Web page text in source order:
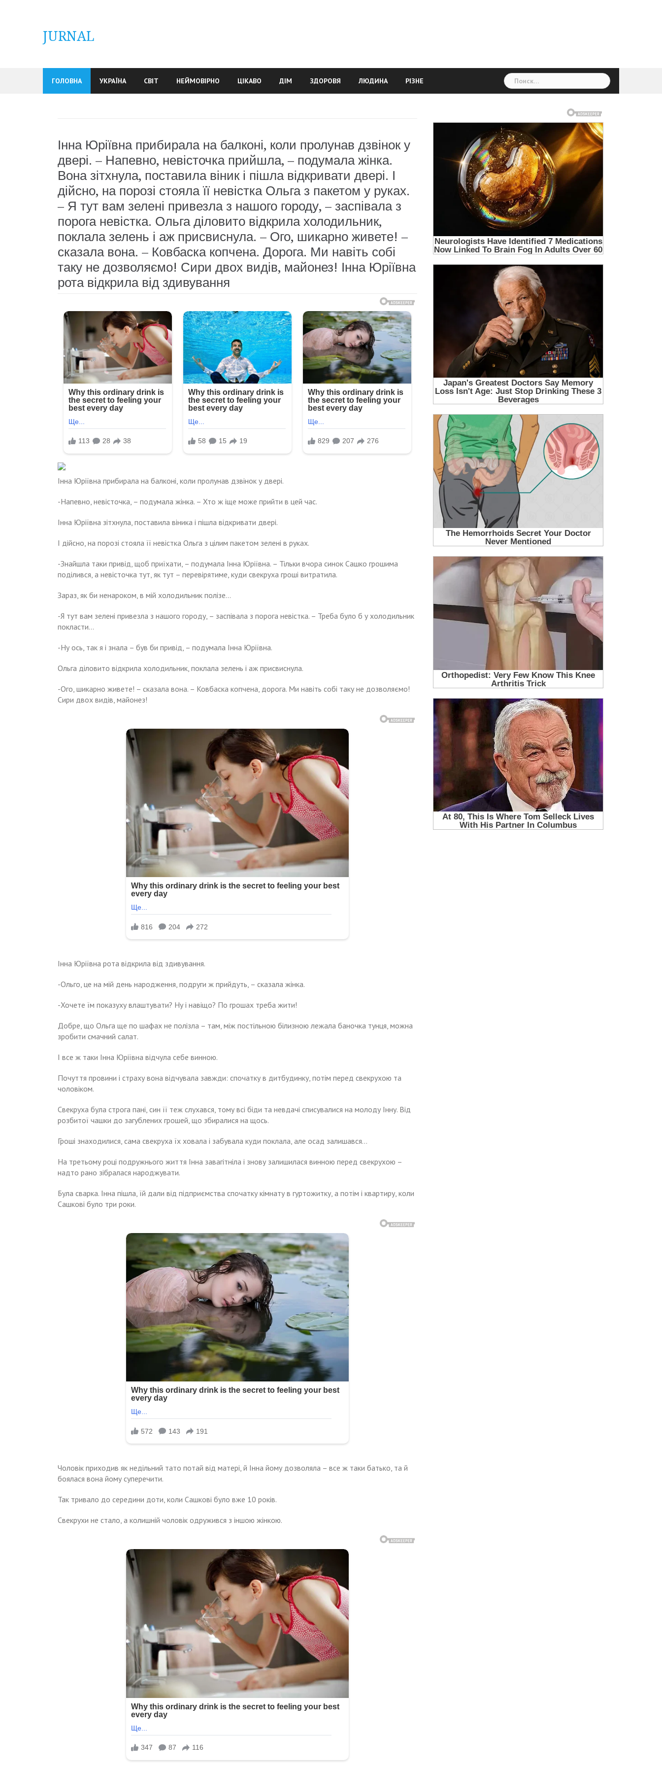
JURNAL
ГОЛОВНА УКРАЇНА СВІТ НЕЙМОВІРНО ЦІКАВО ДІМ ЗДОРОВЯ ЛЮДИНА РІЗНЕ Найти:
Інна Юріївна прибирала на балконі, коли пролунав дзвінок у
двері. – Напевно, невісточка прийшла, – подумала жінка.
Вона зітхнула, поставила віник і пішла відкривати двері. І
дійсно, на порозі стояла її невістка Ольга з пакетом у руках.
– Я тут вам зелені привезла з нашого городу, – заспівала з
порога невістка. Ольга діловито відкрила холодильник,
поклала зелень і аж присвиснула. – Ого, шикарно живете! –
сказала вона. – Ковбаска копчена. Дорога. Ми навіть собі
таку не дозволяємо! Сири двох видів, майонез! Інна Юріївна
рота відкрила від здивування
Інна Юріївна прибирала на балконі, коли пролунав дзвінок у двері.
-Напевно, невісточка, – подумала жінка. – Хто ж іще може прийти в цей час.
Інна Юріївна зітхнула, поставила віника і пішла відкривати двері.
І дійсно, на порозі стояла її невістка Ольга з цілим пакетом зелені в руках.
-Знайшла таки привід, щоб приїхати, – подумала Інна Юріївна. – Тільки вчора синок Сашко грошима
поділився, а невісточка тут, як тут – перевірятиме, куди свекруха гроші витратила.
Зараз, як би ненароком, в мій холодильник полізе…
-Я тут вам зелені привезла з нашого городу, – заспівала з порога невістка. – Треба було б у холодильник
покласти…
-Ну ось, так я і знала – був би привід, – подумала Інна Юріївна.
Ольга діловито відкрила холодильник, поклала зелень і аж присвиснула.
-Ого, шикарно живете! – сказала вона. – Ковбаска копчена, дорога. Ми навіть собі таку не дозволяємо!
Сири двох видів, майонез!
Інна Юріївна рота відкрила від здивування.
-Ольго, це на мій день народження, подруги ж прийдуть, – сказала жінка.
-Хочете їм показуху влаштувати? Ну і навіщо? По грошах треба жити!
Добре, що Ольга ще по шафах не полізла – там, між постільною білизною лежала баночка тунця, можна
зробити смачний салат.
І все ж таки Інна Юріївна відчула себе винною.
Почуття провини і страху вона відчувала завжди: спочатку в дитбудинку, потім перед свекрухою та
чоловіком.
Свекруха була строга пані, син її теж слухався, тому всі біди та невдачі списувалися на молоду Інну. Від
розбитої чашки до загублених грошей, що збиралися на щось.
Гроші знаходилися, сама свекруха їх ховала і забувала куди поклала, але осад залишався…
На третьому році подружнього життя Інна завагітніла і знову залишилася винною перед свекрухою –
надто рано зібралася народжувати.
Була сварка. Інна пішла, їй дали від підприємства спочатку кімнату в гуртожитку, а потім і квартиру, коли
Сашкові було три роки.
Чоловік приходив як недільний тато потай від матері, й Інна йому дозволяла – все ж таки батько, та й
боялася вона йому суперечити.
Так тривало до середини доти, коли Сашкові було вже 10 років.
Свекрухи не стало, а колишній чоловік одружився з іншою жінкою.